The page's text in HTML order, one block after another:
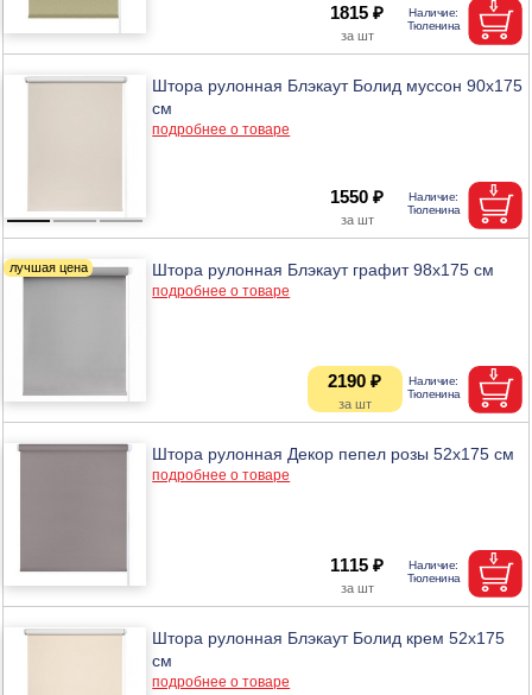
1815 ₽
Штора рулонная Блэкаут Болид муссон 90х175
см
подробнее о товаре
1550 ₽
Штора рулонная Блэкаут графит 98х175 см
подробнее о товаре
2190 ₽
Штора рулонная Декор пепел розы 52х175 см
подробнее о товаре
1115 ₽
Штора рулонная Блэкаут Болид крем 52х175
см
подробнее о товаре